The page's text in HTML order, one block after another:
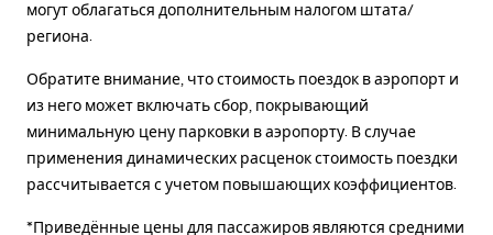
могут облагаться дополнительным налогом штата/
региона.
Обратите внимание, что стоимость поездок в аэропорт и
из него может включать сбор, покрывающий
минимальную цену парковки в аэропорту. В случае
применения динамических расценок стоимость поездки
рассчитывается с учетом повышающих коэффициентов.
*Приведённые цены для пассажиров являются средними